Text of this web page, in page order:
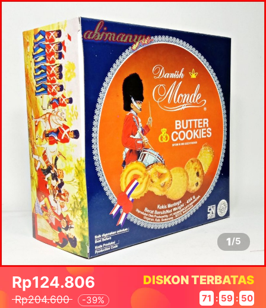
1/5
Rp124.806
Rp204.600 -39%
DISKON TERBATAS
71 : 59 : 50